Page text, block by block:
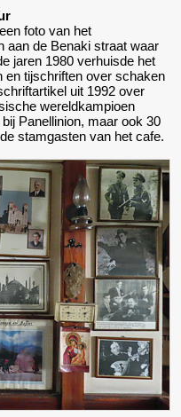
foto van het
aan de Benaki straat waar
jaren 1980 verhuisde het
en tijschriften over schaken
uit 1992 over
wereldkampioen
Panellinion, maar ook 30
stamgasten van het cafe.